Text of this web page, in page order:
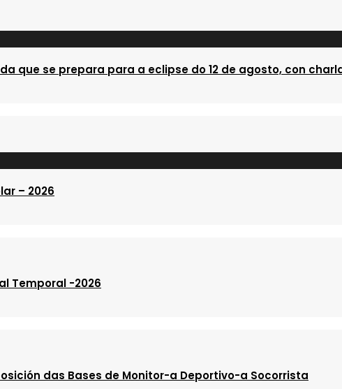
que se prepara para a eclipse do 12 de agosto, con
– 2026
Temporal -2026
das Bases de Monitor-a Deportivo-a Socorrista